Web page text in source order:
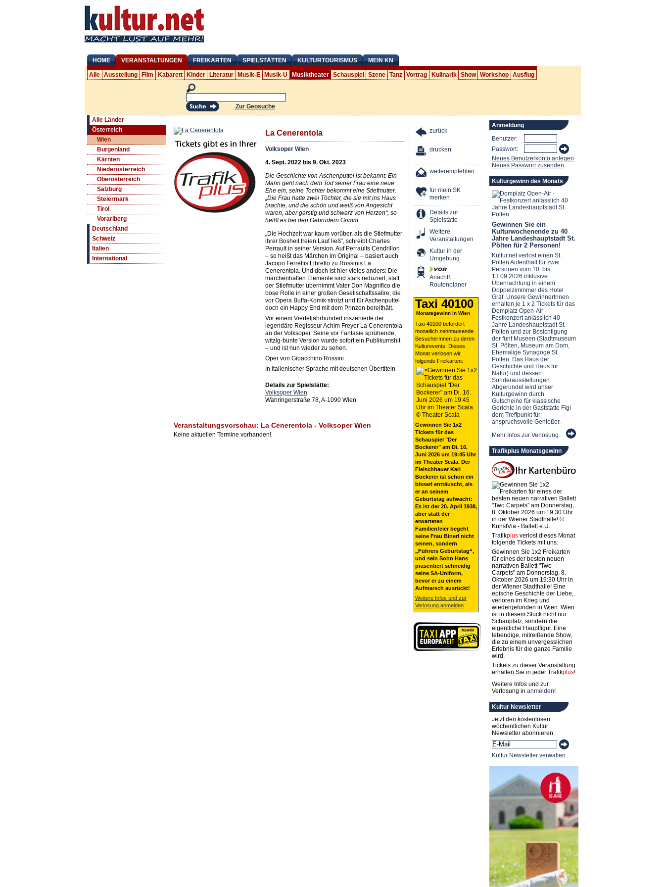
HOME VERANSTALTUNGEN FREIKARTEN SPIELSTÄTTEN KULTURTOURISMUS MEIN KN
Alle Ausstellung Film Kabarett Kinder Literatur Musik-E Musik-U Musiktheater Schauspiel Szene Tanz Vortrag Kulinarik Show Workshop Ausflug
Zur Geosuche
Alle Länder
Österreich
Wien
Burgenland
Kärnten
Niederösterreich
Oberösterreich
Salzburg
Steiermark
Tirol
Vorarlberg
Deutschland
Schweiz
Italien
International
La Cenerentola
Volksoper Wien
4. Sept. 2022 bis 9. Okt. 2023
Die Geschichte von Aschenputtel ist bekannt: Ein
Mann geht nach dem Tod seiner Frau eine neue
Ehe ein, seine Tochter bekommt eine Stiefmutter.
„Die Frau hatte zwei Töchter, die sie mit ins Haus
brachte, und die schön und weiß von Angesicht
waren, aber garstig und schwarz von Herzen“, so
heißt es bei den Gebrüdern Grimm.
„Die Hochzeit war kaum vorüber, als die Stiefmutter
ihrer Bosheit freien Lauf ließ“, schreibt Charles
Perrault in seiner Version. Auf Perraults Cendrillon
– so heißt das Märchen im Original – basiert auch
Jacopo Ferrettis Libretto zu Rossinis La
Cenerentola. Und doch ist hier vieles anders: Die
märchenhaften Elemente sind stark reduziert, statt
der Stiefmutter übernimmt Vater Don Magnifico die
böse Rolle in einer großen Gesellschaftssatire, die
vor Opera Buffa-Komik strotzt und für Aschenputtel
doch ein Happy End mit dem Prinzen bereithält.
Vor einem Vierteljahrhundert inszenierte der
legendäre Regisseur Achim Freyer La Cenerentola
an der Volksoper. Seine vor Fantasie sprühende,
witzig-bunte Version wurde sofort ein Publikumshit
– und ist nun wieder zu sehen.
Oper von Gioacchino Rossini
In italienischer Sprache mit deutschen Übertiteln
Details zur Spielstätte:
Volksoper Wien
Währingerstraße 78, A-1090 Wien
Veranstaltungsvorschau: La Cenerentola - Volksoper Wien
Keine aktuellen Termine vorhanden!
zurück
drucken
weiterempfehlen
für mein SK
merken
Details zur
Spielstätte
Weitere
Veranstaltungen
Kultur in der
Umgebung
AnachB
Routenplaner
Taxi 40100
Monatsgewinn in Wien
Taxi 40100 befördert
monatlich zehntausende
BesucherInnen zu deren
Kulturevents. Dieses
Monat verlosen wir
folgende Freikarten:
Gewinnen Sie 1x2
Tickets für das
Schauspiel "Der
Bockerer" am Di. 16.
Juni 2026 um 19:45 Uhr
im Theater Scala. Der
Fleischhauer Karl
Bockerer ist schon ein
bisserl enttäuscht, als
er an seinem
Geburtstag aufwacht:
Es ist der 20. April 1938,
aber statt der
erwarteten
Familienfeier begeht
seine Frau Binerl nicht
seinen, sondern
„Führers Geburtstag“,
und sein Sohn Hans
präsentiert schneidig
seine SA-Uniform,
bevor er zu einem
Aufmarsch ausrückt!
Weitere Infos und zur
Verlosung anmelden
Anmeldung
Benutzer:
Passwort:
Neues Benutzerkonto anlegen
Neues Passwort zusenden
Kulturgewinn des Monats
Gewinnen Sie ein
Kulturwochenende zu 40
Jahre Landeshauptstadt St.
Pölten für 2 Personen!
Kultur.net verlost einen St.
Pölten Aufenthalt für zwei
Personen vom 10. bis
13.09.2026 inklusive
Übernachtung in einem
Doppelzimmmer des Hotel
Graf. Unsere GewinnerInnen
erhalten je 1 x 2 Tickets für das
Domplatz Open-Air -
Festkonzert anlässlich 40
Jahre Landeshauptstadt St.
Pölten und zur Besichtigung
der fünf Museen (Stadtmuseum
St. Pölten, Museum am Dom,
Ehemalige Synagoge St.
Pölten, Das Haus der
Geschichte und Haus für
Natur) und dessen
Sonderausstellungen.
Abgerundet wird unser
Kulturgewinn durch
Gutscheine für klassische
Gerichte in der Gaststätte Figl
dem Treffpunkt für
anspruchsvolle Genießer.
Mehr Infos zur Verlosung
Trafikplus Monatsgewinn
Trafikplusverlost dieses Monat
folgende Tickets mit uns:
Gewinnen Sie 1x2 Freikarten
für eines der besten neuen
narrativen Ballett "Two
Carpets" am Donnerstag, 8.
Oktober 2026 um 19:30 Uhr in
der Wiener Stadthalle! Eine
epische Geschichte der Liebe,
verloren im Krieg und
wiedergefunden in Wien. Wien
ist in diesem Stück nicht nur
Schauplatz, sondern die
eigentliche Hauptfigur. Eine
lebendige, mitreißende Show,
die zu einem unvergesslichen
Erlebnis für die ganze Familie
wird.
Tickets zu dieser Veranstaltung
erhalten Sie in jeder Trafikplus!
Weitere Infos und zur
Verlosung in anmelden!
Kultur Newsletter
Jetzt den kostenlosen
wöchentlichen Kultur
Newsletter abonnieren:
Kultur Newsletter verwalten